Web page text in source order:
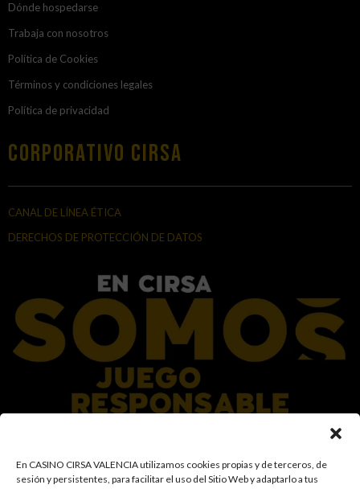
En CASINO CIRSA VALENCIA utilizamos cookies propias y de terceros, de
sesión y persistentes, para facilitar el uso del Sitio Web y adaptarlo a tus
Dónde hospedarse
Trabaja con nosotros
Política de Cookies
Términos y condiciones legales
Política de privacidad
Corporativo Cirsa
CANAL DE LÍNEA ÉTICA
DERECHOS DE PROTECCIÓN DE DATOS
En el Grupo CIRSA promovemos una actitud responsable hacia el juego,
garantizando un entorno seguro y transparente para nuestros clientes y